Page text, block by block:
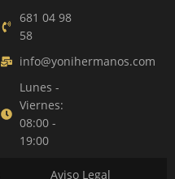
681 04 98
58
info@yonihermanos.com
Lunes -
Viernes:
08:00 -
19:00
Aviso Legal